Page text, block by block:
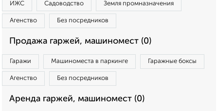
ИЖС Садоводство Земля промназначения
Агенство Без посредников
Продажа гаржей, машиномест (0)
Гаражи Машиноместа в паркинге Гаражные боксы
Агенство Без посредников
Аренда гаржей, машиномест (0)